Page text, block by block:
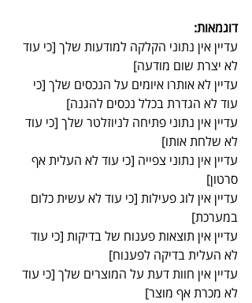
דוגמאות:
עדיין אין נתוני הקלקה למודעות שלך [כי עוד
לא יצרת שום מודעה]
עדיין לא אותרו איומים על הנכסים שלך [כי
עוד לא הגדרת בכלל נכסים להגנה]
עדיין אין נתוני פתיחה לניוזלטר שלך [כי עוד
לא שלחת אותו]
עדיין אין נתוני צפייה [כי עוד לא העלית אף
סרטון]
עדיין אין לוג פעילות [כי עוד לא עשית כלום
במערכת]
עדיין אין תוצאות פענוח של בדיקות [כי עוד
לא העלית בדיקה לפענוח]
עדיין אין חוות דעת על המוצרים שלך [כי עוד
לא מכרת אף מוצר]